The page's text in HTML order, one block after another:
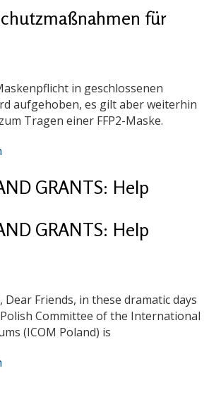
für
in geschlossenen
aufgehoben, es gilt aber weiterhin
Tragen einer FFP2-Maske.
GRANTS: Help
GRANTS: Help
Dear Friends, in these dramatic days
Committee of the International
(ICOM Poland) is